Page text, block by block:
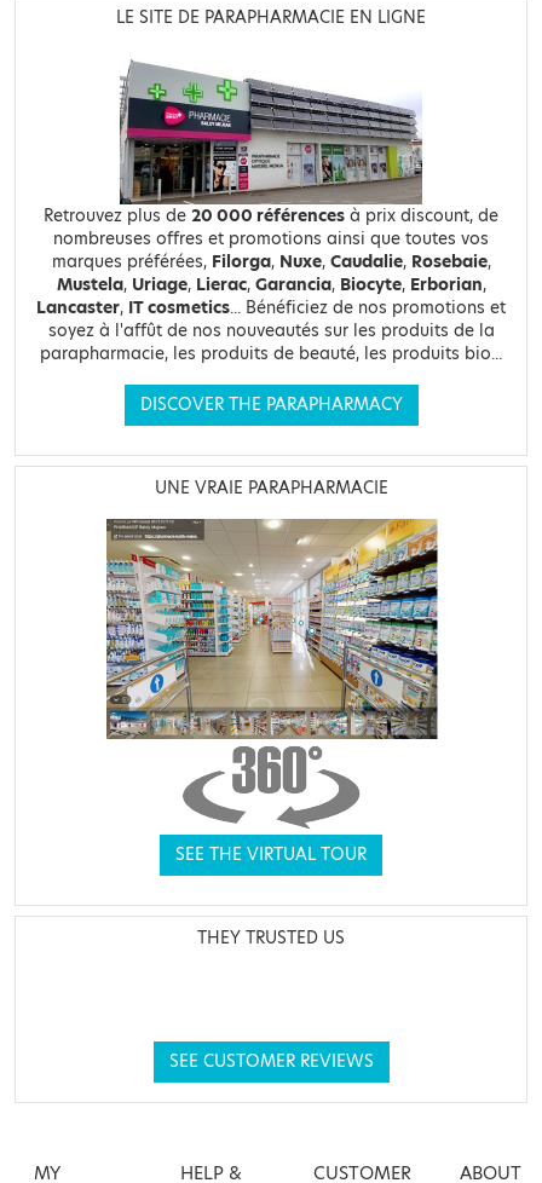
LE SITE DE PARAPHARMACIE EN LIGNE
Retrouvez plus de 20 000 références à prix discount, de
nombreuses offres et promotions ainsi que toutes vos
marques préférées, Filorga, Nuxe, Caudalie, Rosebaie,
Mustela, Uriage, Lierac, Garancia, Biocyte, Erborian,
Lancaster, IT cosmetics... Bénéficiez de nos promotions et
soyez à l'affût de nos nouveautés sur les produits de la
parapharmacie, les produits de beauté, les produits bio...
DISCOVER THE PARAPHARMACY
UNE VRAIE PARAPHARMACIE
SEE THE VIRTUAL TOUR
THEY TRUSTED US
SEE CUSTOMER REVIEWS
MY HELP & CUSTOMER ABOUT